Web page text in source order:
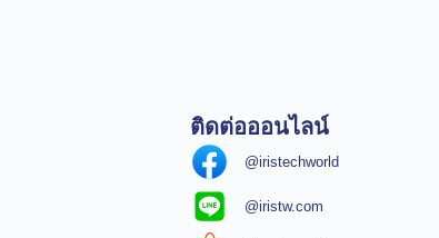
ติดต่อออนไลน์
@iristechworld
@iristw.com